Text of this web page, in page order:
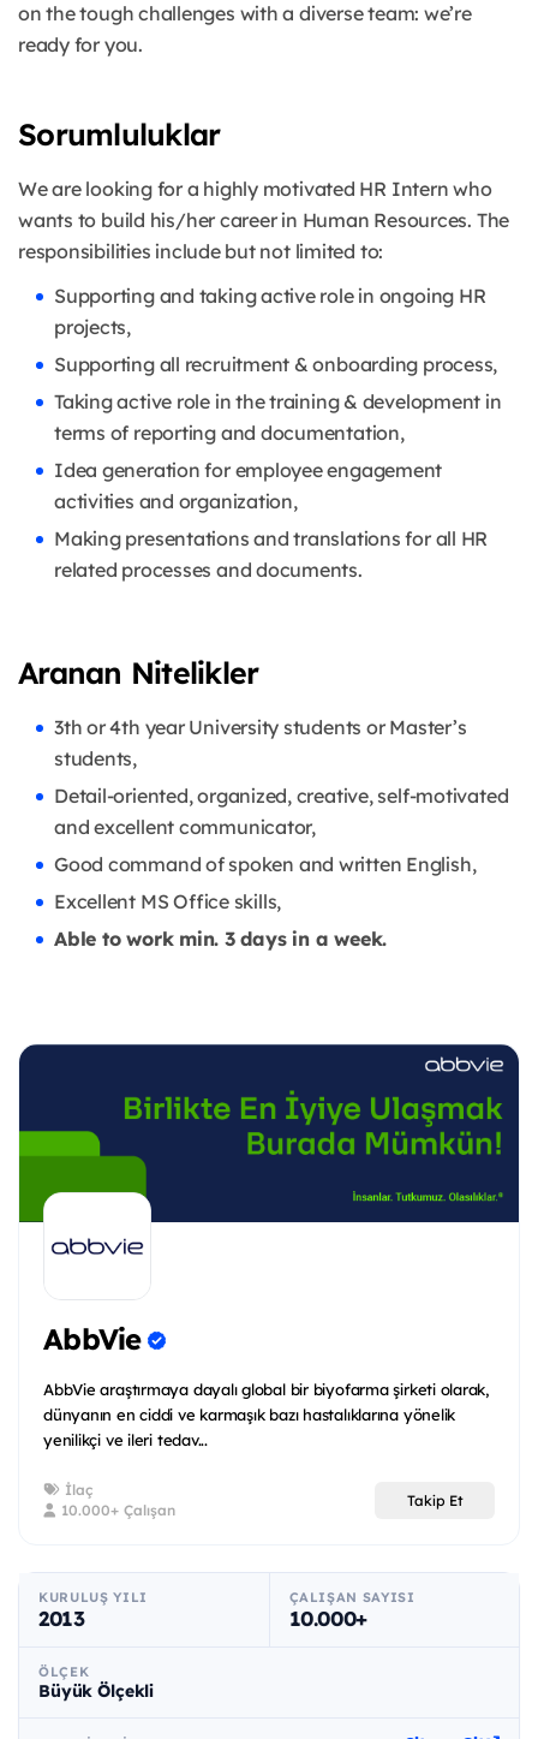
on the tough challenges with a diverse team: we’re
ready for you.
Sorumluluklar
We are looking for a highly motivated HR Intern who
wants to build his/her career in Human Resources. The
responsibilities include but not limited to:
Supporting and taking active role in ongoing HR
projects,
Supporting all recruitment & onboarding process,
Taking active role in the training & development in
terms of reporting and documentation,
Idea generation for employee engagement
activities and organization,
Making presentations and translations for all HR
related processes and documents.
Aranan Nitelikler
3th or 4th year University students or Master’s
students,
Detail-oriented, organized, creative, self-motivated
and excellent communicator,
Good command of spoken and written English,
Excellent MS Office skills,
Able to work min. 3 days in a week.
AbbVie
AbbVie araştırmaya dayalı global bir biyofarma şirketi olarak,
dünyanın en ciddi ve karmaşık bazı hastalıklarına yönelik
yenilikçi ve ileri tedav...
İlaç
10.000+ Çalışan
Takip Et
KURULUŞ YILI
2013
ÇALIŞAN SAYISI
10.000+
ÖLÇEK
Büyük Ölçekli